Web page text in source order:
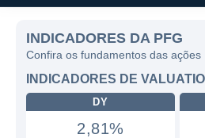
INDICADORES DA PFG
Confira os fundamentos das ações
INDICADORES DE
DY
2,81%